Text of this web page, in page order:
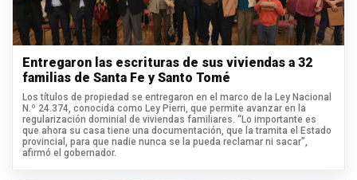
Entregaron las escrituras de sus viviendas a 32
familias de Santa Fe y Santo Tomé
Los títulos de propiedad se entregaron en el marco de la Ley Nacional
N.º 24.374, conocida como Ley Pierri, que permite avanzar en la
regularización dominial de viviendas familiares. “Lo importante es
que ahora su casa tiene una documentación, que la tramita el Estado
provincial, para que nadie nunca se la pueda reclamar ni sacar”,
afirmó el gobernador.